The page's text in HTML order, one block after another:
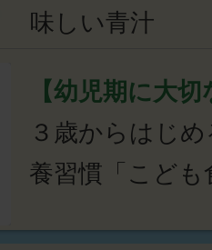
味しい青汁
【幼児期に大
３歳からはじ
養習慣「こども